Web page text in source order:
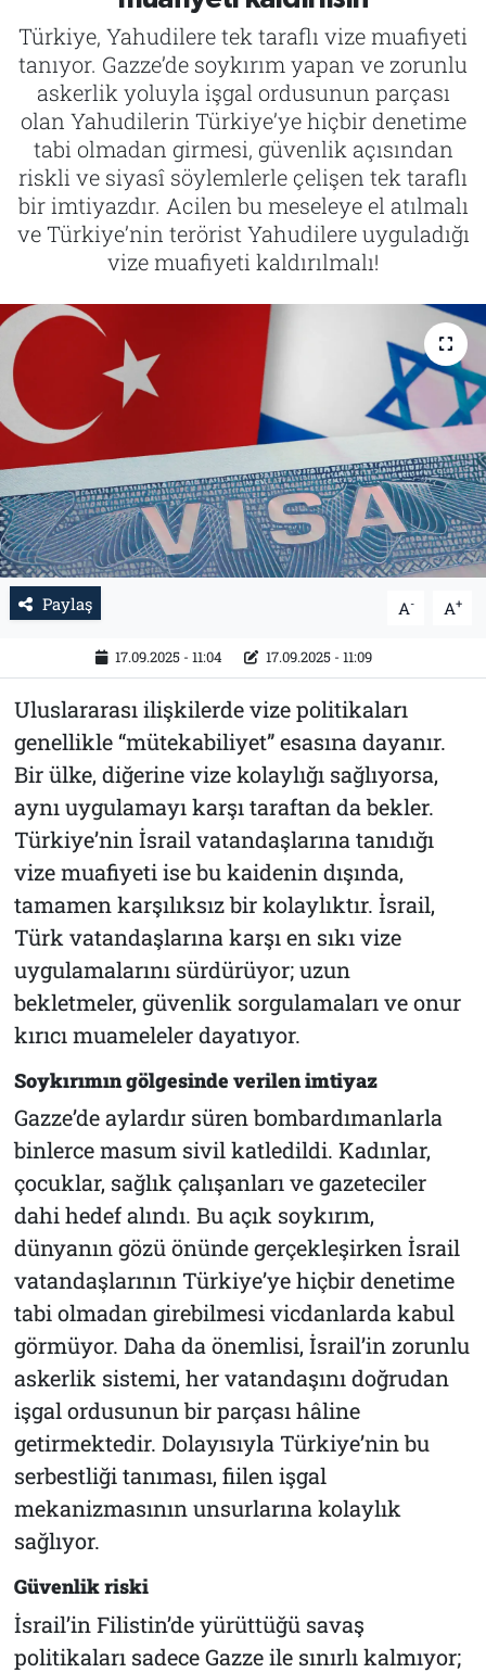
Türkiye, Yahudilere tek taraflı vize muafiyeti
tanıyor. Gazze’de soykırım yapan ve zorunlu
askerlik yoluyla işgal ordusunun parçası
olan Yahudilerin Türkiye’ye hiçbir denetime
tabi olmadan girmesi, güvenlik açısından
riskli ve siyasî söylemlerle çelişen tek taraflı
bir imtiyazdır. Acilen bu meseleye el atılmalı
ve Türkiye’nin terörist Yahudilere uyguladığı
vize muafiyeti kaldırılmalı!
Paylaş A- A+
17.09.2025 - 11:04 17.09.2025 - 11:09
Uluslararası ilişkilerde vize politikaları
genellikle “mütekabiliyet” esasına dayanır.
Bir ülke, diğerine vize kolaylığı sağlıyorsa,
aynı uygulamayı karşı taraftan da bekler.
Türkiye’nin İsrail vatandaşlarına tanıdığı
vize muafiyeti ise bu kaidenin dışında,
tamamen karşılıksız bir kolaylıktır. İsrail,
Türk vatandaşlarına karşı en sıkı vize
uygulamalarını sürdürüyor; uzun
bekletmeler, güvenlik sorgulamaları ve onur
kırıcı muameleler dayatıyor.
Soykırımın gölgesinde verilen imtiyaz
Gazze’de aylardır süren bombardımanlarla
binlerce masum sivil katledildi. Kadınlar,
çocuklar, sağlık çalışanları ve gazeteciler
dahi hedef alındı. Bu açık soykırım,
dünyanın gözü önünde gerçekleşirken İsrail
vatandaşlarının Türkiye’ye hiçbir denetime
tabi olmadan girebilmesi vicdanlarda kabul
görmüyor. Daha da önemlisi, İsrail’in zorunlu
askerlik sistemi, her vatandaşını doğrudan
işgal ordusunun bir parçası hâline
getirmektedir. Dolayısıyla Türkiye’nin bu
serbestliği tanıması, fiilen işgal
mekanizmasının unsurlarına kolaylık
sağlıyor.
Güvenlik riski
İsrail’in Filistin’de yürüttüğü savaş
politikaları sadece Gazze ile sınırlı kalmıyor;
Tarih
İletişim
Künye